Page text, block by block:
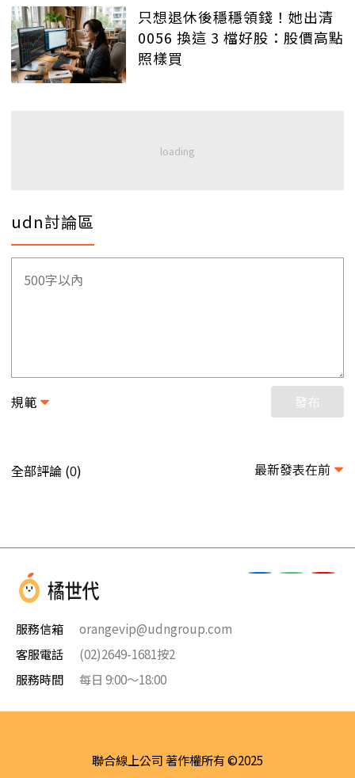
只想退休後穩穩領錢！她出清
0056 換這 3 檔好股：股價高點
照樣買
udn討論區
規範 發布
全部評論 (0) 最新發表在前
服務信箱
orangevip@udngroup.com
客服電話
(02)2649-1681按2
服務時間
每日 9:00～18:00
聯合線上公司 著作權所有 ©2025